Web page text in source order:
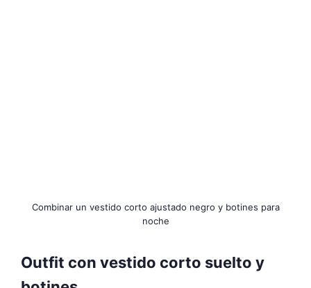
Combinar un vestido corto ajustado negro y botines para
noche
Outfit con vestido corto suelto y